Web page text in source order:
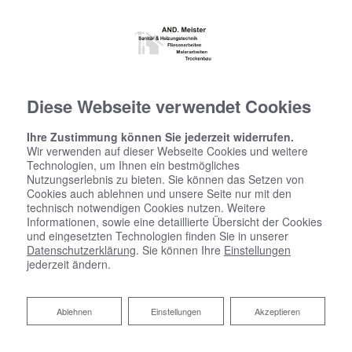
Diese Webseite verwendet Cookies
Ihre Zustimmung können Sie jederzeit widerrufen.
Wir verwenden auf dieser Webseite Cookies und weitere
Technologien, um Ihnen ein bestmögliches
Nutzungserlebnis zu bieten. Sie können das Setzen von
Cookies auch ablehnen und unsere Seite nur mit den
technisch notwendigen Cookies nutzen. Weitere
Informationen, sowie eine detaillierte Übersicht der Cookies
und eingesetzten Technologien finden Sie in unserer
Datenschutzerklärung. Sie können Ihre Einstellungen
jederzeit ändern.
Akzeptieren
Einstellungen
Ablehnen
Ablehnen